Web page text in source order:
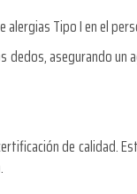
Tipo I en el
asegurando
de calidad.